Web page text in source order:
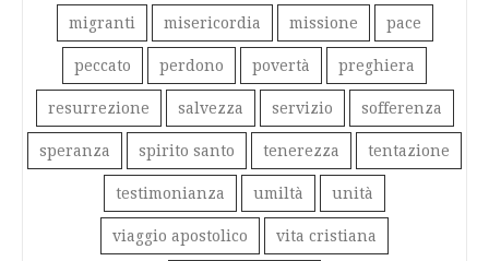
migranti misericordia missione pace
peccato perdono povertà preghiera
resurrezione salvezza servizio sofferenza
speranza spirito santo tenerezza tentazione
testimonianza umiltà unità
viaggio apostolico vita cristiana